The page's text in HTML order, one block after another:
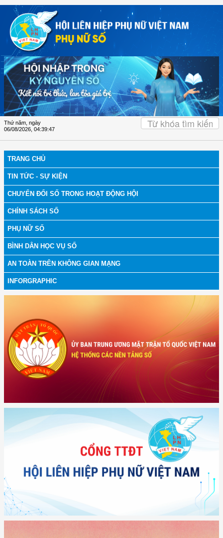
Truy cập nội dung luôn
Thứ năm, ngày
06/08/2026 04:39:48
TRANG CHỦ
TIN TỨC - SỰ KIỆN
CHUYỂN ĐỔI SỐ TRONG HOẠT ĐỘNG HỘI
CHÍNH SÁCH SỐ
PHỤ NỮ SỐ
BÌNH DÂN HỌC VỤ SỐ
AN TOÀN TRÊN KHÔNG GIAN MẠNG
INFORGRAPHIC